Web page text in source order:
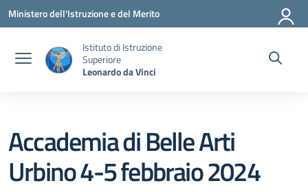
Vai ai contenuti
Vai al menu di navigazione
Vai al footer
Ministero dell'Istruzione e del Merito
Istituto di Istruzione
Superiore
Leonardo da Vinci
Accademia di Belle Arti
Urbino 4-5 febbraio 2024